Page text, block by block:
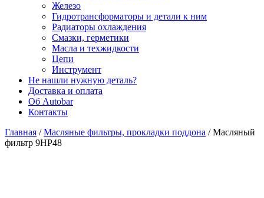
Железо
Гидротрансформаторы и детали к ним
Радиаторы охлаждения
Смазки, герметики
Масла и техжидкости
Цепи
Инструмент
Не нашли нужную деталь?
Доставка и оплата
Об Autobar
Контакты
Главная /Масляные фильтры, прокладки поддона /Масляный
фильтр 9HP48